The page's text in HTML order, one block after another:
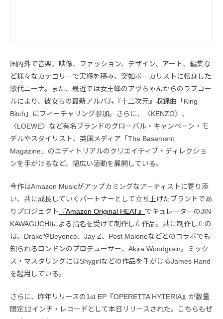
国内外で音楽、映像、ファッション、デザイン、アート、編集な
ど様々なカテゴリーで実績を積み、突如ボーカリストに転身した
歌代ニーナ。また、最近では女王蜂のアヴちゃんからのラブコー
ルにより、彼女らの最新アルバム『十二次元』収録曲「King
Bitch」にフィーチャリング参加。さらに、〈KENZO〉、
〈LOEWE〉など有名ブランドのグローバル・キャンペーン・モ
デルやスタイリスト、英国メディア「The Basement
Magazine」のエディトリアルのクリエイティブ・ディレクショ
ンを手がけるなど、幅広い活動を展開している。
今作はAmazon Musicがアップカミングなアーティストに寄り添
い、共に成長していくパートナーとして立ち上げたブランドであ
りプロジェクト
『Amazon Original HEAT』 でキュレーターのJIN
KAWAGUCHIによる指名を受けて制作した作品。共に制作したの
は、DrakeやBeyoncé、Jay Z、Post Maloneなどとのコラボでも
知られるロンドンのプロデューサー、Akira Woodgrain。ミック
ス・マスタリングにはShygirlなどの作品を手がけるJames Rand
を起用している。
さらに、昨年リリースの1st EP『OPERETTA HYTERIA』が数量
限定12インチ・レコードとして本日リリースされた。こちらもぜ